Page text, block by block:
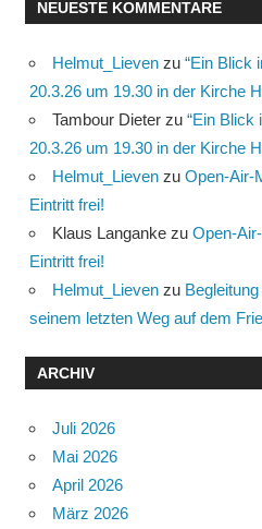
NEUESTE KOMMENTARE
Helmut_Lieven zu “Ein Blick
20.3.26 um 19.30 in der Kirche
Tambour Dieter zu “Ein Blick
20.3.26 um 19.30 in der Kirche
Helmut_Lieven zu Open-Air-
Eintritt frei!
Klaus Langanke zu Open-
Eintritt frei!
Helmut_Lieven zu
seinem letzten Weg auf dem
ARCHIV
Juli 2026
Mai 2026
April 2026
März 2026